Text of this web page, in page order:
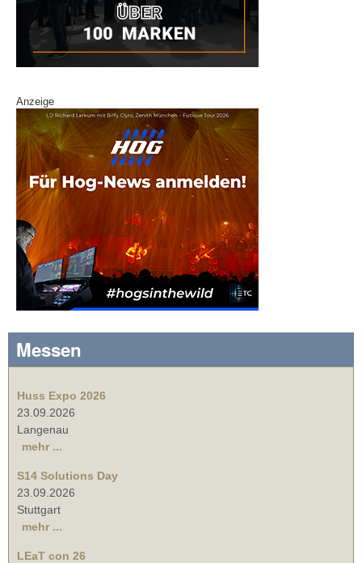
Anzeige
Messen
Huss Expo 2026
23.09.2026
Langenau
mehr ...
S14 Solutions Day
23.09.2026
Stuttgart
mehr ...
LEaT con 26